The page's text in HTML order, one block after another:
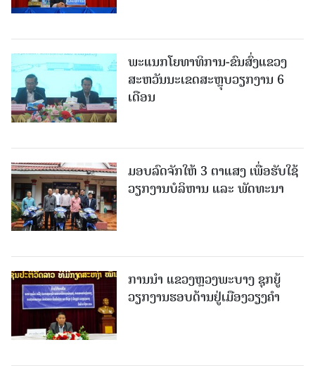
ພະແນກໂຍທາທິການ-ຂົນສົ່ງແຂວງ
ສະຫວັນນະເຂດສະຫຼຸບວຽກງານ 6
ເດືອນ
ມອບລົດຈັກໃຫ້ 3 ຕາແສງ ເພື່ອຮັບໃຊ້
ວຽກງານບໍລິຫານ ແລະ ພັດທະນາ
ການນຳ ແຂວງຫຼວງພະບາງ ຊຸກຍູ້
ວຽກງານຮອບດ້ານຢູ່ເມືອງວຽງຄໍາ